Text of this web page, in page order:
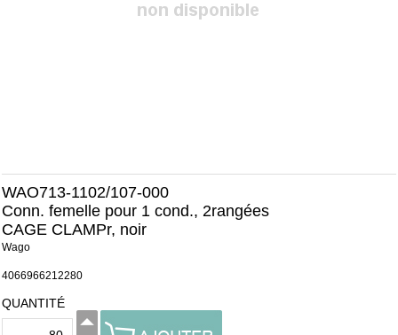
WAO713-1102/107-000
Conn. femelle pour 1 cond., 2rangées
CAGE CLAMPr, noir
Wago
4066966212280
QUANTITÉ